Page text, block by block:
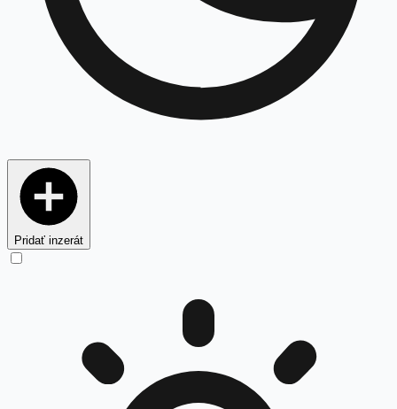
Pridať inzerát